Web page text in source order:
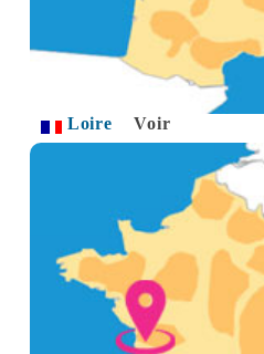
Loire Voir